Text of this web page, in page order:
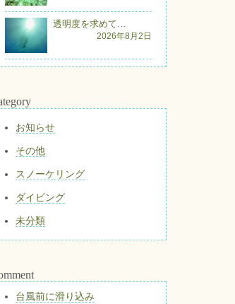
透明度を求めて…
2026年8月2日
お知らせ
その他
スノーケリング
ダイビング
未分類
台風前に滑り込み